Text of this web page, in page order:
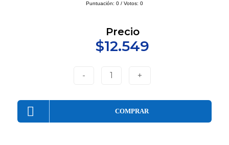
Puntuación: 0 / Votos: 0
Precio
$12.549
- 1 +
COMPRAR